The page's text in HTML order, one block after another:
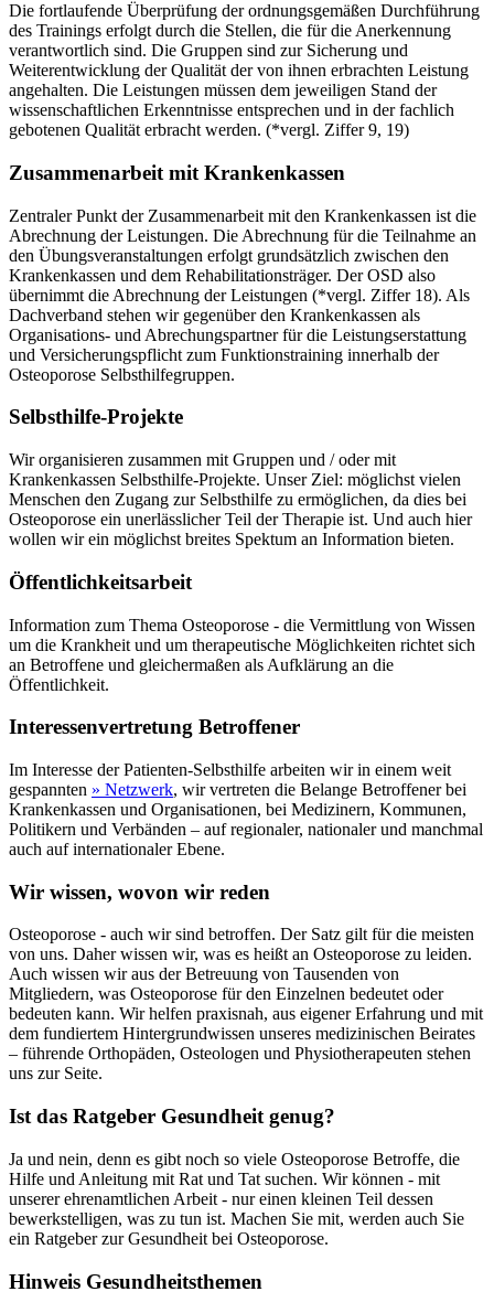
Die fortlaufende Überprüfung der ordnungsgemäßen Durchführung
des Trainings erfolgt durch die Stellen, die für die Anerkennung
verantwortlich sind. Die Gruppen sind zur Sicherung und
Weiterentwicklung der Qualität der von ihnen erbrachten Leistung
angehalten. Die Leistungen müssen dem jeweiligen Stand der
wissenschaftlichen Erkenntnisse entsprechen und in der fachlich
gebotenen Qualität erbracht werden. (*vergl. Ziffer 9, 19)
Zusammenarbeit mit Krankenkassen
Zentraler Punkt der Zusammenarbeit mit den Krankenkassen ist die
Abrechnung der Leistungen. Die Abrechnung für die Teilnahme an
den Übungsveranstaltungen erfolgt grundsätzlich zwischen den
Krankenkassen und dem Rehabilitationsträger. Der OSD also
übernimmt die Abrechnung der Leistungen (*vergl. Ziffer 18). Als
Dachverband stehen wir gegenüber den Krankenkassen als
Organisations- und Abrechungspartner für die Leistungserstattung
und Versicherungspflicht zum Funktionstraining innerhalb der
Osteoporose Selbsthilfegruppen.
Selbsthilfe-Projekte
Wir organisieren zusammen mit Gruppen und / oder mit
Krankenkassen Selbsthilfe-Projekte. Unser Ziel: möglichst vielen
Menschen den Zugang zur Selbsthilfe zu ermöglichen, da dies bei
Osteoporose ein unerlässlicher Teil der Therapie ist. Und auch hier
wollen wir ein möglichst breites Spektum an Information bieten.
Öffentlichkeitsarbeit
Information zum Thema Osteoporose - die Vermittlung von Wissen
um die Krankheit und um therapeutische Möglichkeiten richtet sich
an Betroffene und gleichermaßen als Aufklärung an die
Öffentlichkeit.
Interessenvertretung Betroffener
Im Interesse der Patienten-Selbsthilfe arbeiten wir in einem weit
gespannten » Netzwerk, wir vertreten die Belange Betroffener bei
Krankenkassen und Organisationen, bei Medizinern, Kommunen,
Politikern und Verbänden – auf regionaler, nationaler und manchmal
auch auf internationaler Ebene.
Wir wissen, wovon wir reden
Osteoporose - auch wir sind betroffen. Der Satz gilt für die meisten
von uns. Daher wissen wir, was es heißt an Osteoporose zu leiden.
Auch wissen wir aus der Betreuung von Tausenden von
Mitgliedern, was Osteoporose für den Einzelnen bedeutet oder
bedeuten kann. Wir helfen praxisnah, aus eigener Erfahrung und mit
dem fundiertem Hintergrundwissen unseres medizinischen Beirates
– führende Orthopäden, Osteologen und Physiotherapeuten stehen
uns zur Seite.
Ist das Ratgeber Gesundheit genug?
Ja und nein, denn es gibt noch so viele Osteoporose Betroffe, die
Hilfe und Anleitung mit Rat und Tat suchen. Wir können - mit
unserer ehrenamtlichen Arbeit - nur einen kleinen Teil dessen
bewerkstelligen, was zu tun ist. Machen Sie mit, werden auch Sie
ein Ratgeber zur Gesundheit bei Osteoporose.
Hinweis Gesundheitsthemen